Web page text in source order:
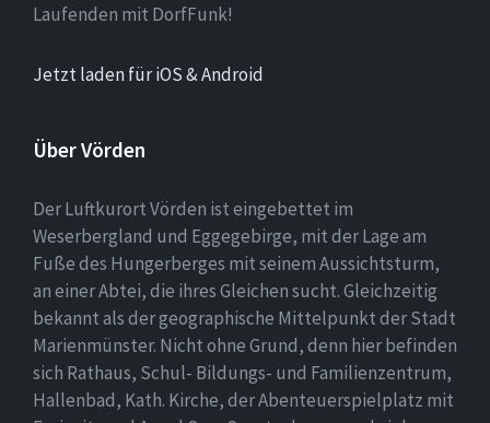
Laufenden mit DorfFunk!
Jetzt laden für iOS & Android
Über Vörden
Der Luftkurort Vörden ist eingebettet im
Weserbergland und Eggegebirge, mit der Lage am
Fuße des Hungerberges mit seinem Aussichtsturm,
an einer Abtei, die ihres Gleichen sucht. Gleichzeitig
bekannt als der geographische Mittelpunkt der Stadt
Marienmünster. Nicht ohne Grund, denn hier befinden
sich Rathaus, Schul- Bildungs- und Familienzentrum,
Hallenbad, Kath. Kirche, der Abenteuerspielplatz mit